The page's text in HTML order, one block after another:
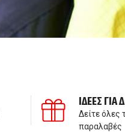
ΙΔΕΕΣ ΓΙΑ
Δείτε όλες
παραλαβές